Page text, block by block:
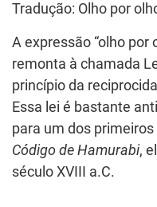
Tradução: Olho por
A expressão “olho por
remonta à chamada
princípio da
Essa lei é bastante
para um dos
Código de Hamurabi,
século XVIII a.C.